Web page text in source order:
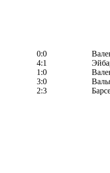
0:0
4:1
1:0
3:0
2:3